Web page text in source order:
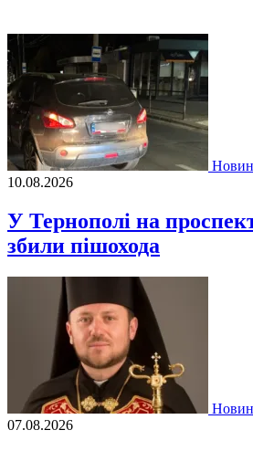
10.08.2026
У Тернополі на
збили пішохода
07.08.2026